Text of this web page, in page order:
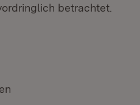
betrachtet.